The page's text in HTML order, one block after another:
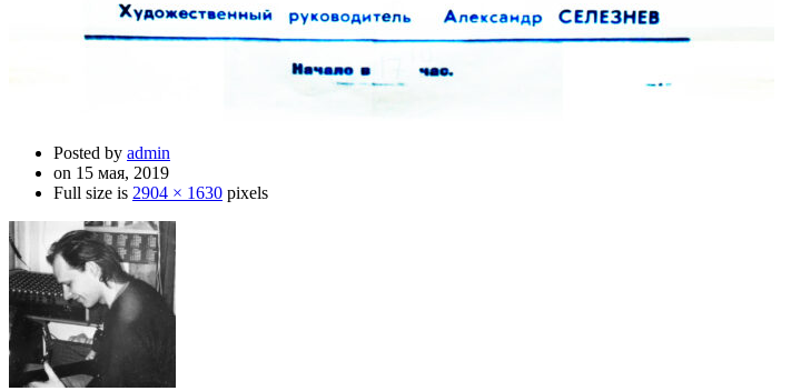
Posted by admin
on 15 мая, 2019
Full size is 2904 × 1630 pixels